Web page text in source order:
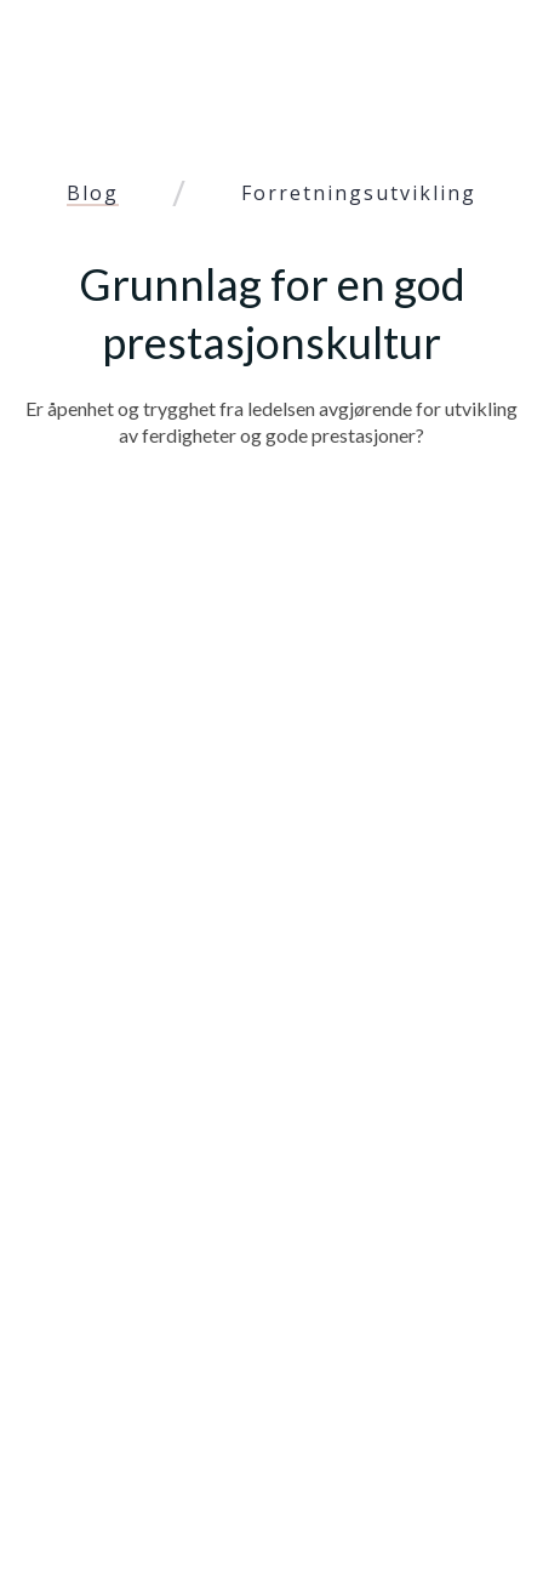
Blog / Forretningsutvikling
Grunnlag for en god
prestasjonskultur
Er åpenhet og trygghet fra ledelsen avgjørende for utvikling
av ferdigheter og gode prestasjoner?